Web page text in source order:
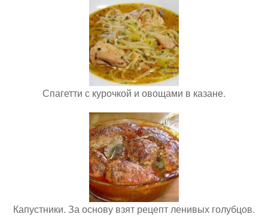
Спагетти с курочкой и овощами в казане.
Капустники. За основу взят рецепт ленивых голубцов.